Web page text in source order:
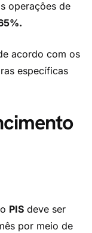
operações de
acordo com os
específicas
PIS deve ser
por meio de